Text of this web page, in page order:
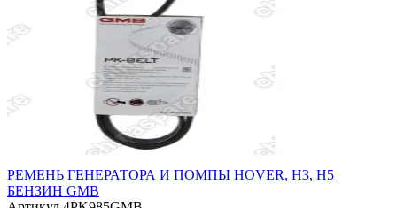
РЕМЕНЬ ГЕНЕРАТОРА И ПОМПЫ HOVER, H3, H5
БЕНЗИН GMB